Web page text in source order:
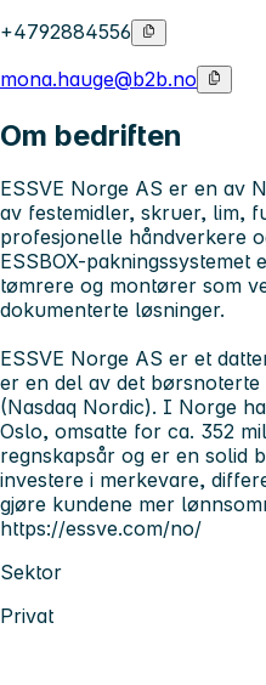
+4792884556
mona.hauge@b2b.no
Om bedriften
ESSVE Norge AS er en av
av festemidler, skruer, lim,
profesjonelle håndverkere
ESSBOX-
tømrere og montører som
dokumenterte løsninger.
ESSVE Norge AS er et
er en del av det
(Nasdaq Nordic). I Norge
Oslo, omsatte for ca. 352
regnskapsår og er en solid
investere i merkevare,
gjøre kundene mer
https://essve.com/no/
Sektor
Privat